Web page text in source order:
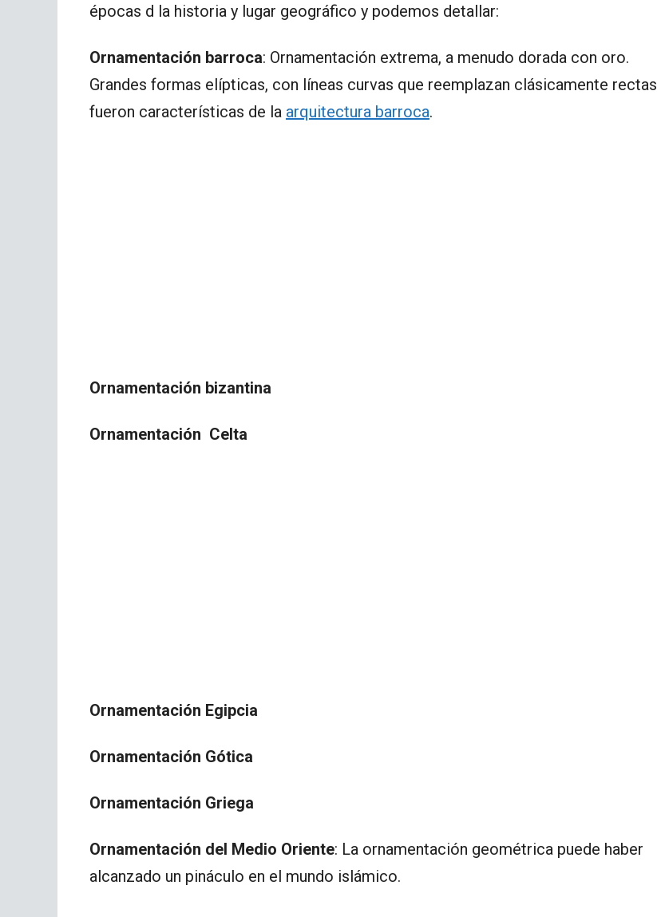
épocas d la historia y lugar geográfico y podemos detallar:
Ornamentación barroca: Ornamentación extrema, a menudo dorada con oro.
Grandes formas elípticas, con líneas curvas que reemplazan clásicamente rectas
fueron características de la arquitectura barroca.
Ornamentación bizantina
Ornamentación Celta
Ornamentación Egipcia
Ornamentación Gótica
Ornamentación Griega
Ornamentación del Medio Oriente: La ornamentación geométrica puede haber
alcanzado un pináculo en el mundo islámico.